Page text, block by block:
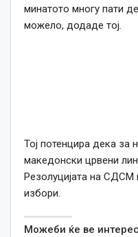
минатото многу пати
можело, додаде тој.
Тој потенцира дека за
македонски црвени
Резолуцијата на СДСМ
избори.
Можеби ќе ве